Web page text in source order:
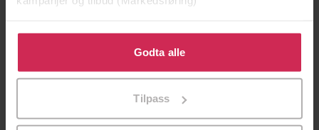
Klikk på «Godta alle» for å gi oss ditt samtykke til å
bruke cookies for alle disse formålene. Du kan også
tilpasse ditt samtykke til spesifikke formål ved å klikke
Godta alle
Tilpass
Undertittel
Book Three in the Fetch Phillips
Forfattere Luke Arnold(forfatter),Luke Arnold